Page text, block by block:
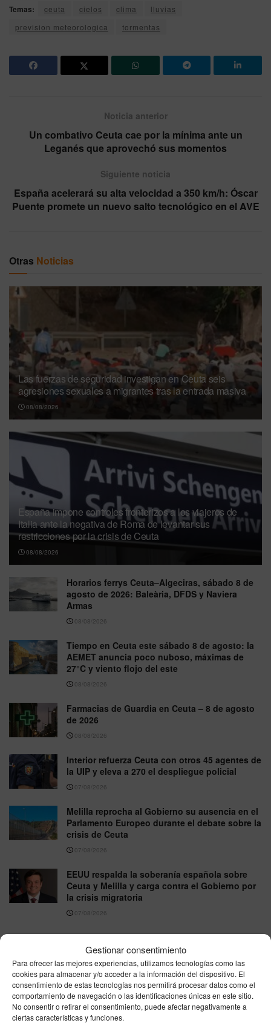
Gestionar consentimiento
Para ofrecer las mejores experiencias, utilizamos tecnologías como las
cookies para almacenar y/o acceder a la información del dispositivo. El
consentimiento de estas tecnologías nos permitirá procesar datos como el
comportamiento de navegación o las identificaciones únicas en este sitio.
No consentir o retirar el consentimiento, puede afectar negativamente a
ciertas características y funciones.
Temas: ceuta cielos clima
lluvias
prevision meteorologica
tormentas
Noticia anterior
Un combativo Ceuta cae por la mínima ante un
Leganés que aprovechó sus momentos
Siguiente noticia
España acelerará su alta velocidad a 350 km/h: Óscar
Puente promete un nuevo salto tecnológico en el AVE
Otras Noticias
Las fuerzas de seguridad investigan en Ceuta seis
agresiones sexuales a migrantes tras la entrada masiva
08/08/2026
España impone controles fronterizos a los viajeros de
Italia ante la negativa de Roma de levantar sus
restricciones por la crisis de Ceuta
08/08/2026
Horarios ferrys Ceuta–Algeciras, sábado 8 de
agosto de 2026: Baleària, DFDS y Naviera
Armas
08/08/2026
Tiempo en Ceuta este sábado 8 de agosto: la
AEMET anuncia poco nuboso, máximas de
27°C y viento flojo del este
08/08/2026
Farmacias de Guardia en Ceuta – 8 de agosto
de 2026
08/08/2026
Interior refuerza Ceuta con otros 45 agentes de
la UIP y eleva a 270 el despliegue policial
07/08/2026
Melilla reprocha al Gobierno su ausencia en el
Parlamento Europeo durante el debate sobre la
crisis de Ceuta
07/08/2026
EEUU respalda la soberanía española sobre
Ceuta y Melilla y carga contra el Gobierno por
la crisis migratoria
07/08/2026
VER MÁS
Última hora